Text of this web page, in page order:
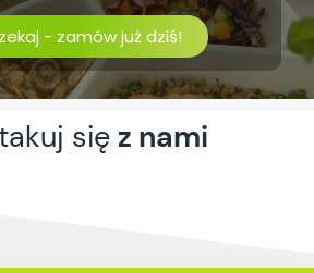
- zamów już dziś!
się z nami